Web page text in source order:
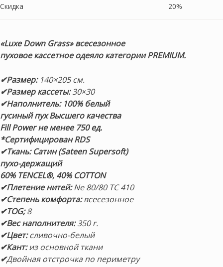
Скидка 20%
«Luxe Down Grass» всесезонное
пуховое кассетное одеяло категории PREMIUM.
✔Размер:140×205 см.
✔Размер кассеты:30×30
✔Наполнитель: 100% белый
гусиный пух Высшего качества
Fill Power не менее 750 ед.
*Сертифицирован RDS
✔Ткань: Сатин (Sateen Supersoft)
пухо-держащий
60% TENCEL®, 40% COTTON
✔Плетение нитей:Ne 80/80 TC 410
✔Степень комфорта:всесезонное
✔TOG;8
✔Вес наполнителя:350 г.
✔Цвет:сливочно-белый
✔Кант:из основной ткани
✔Двойная отстрочка по периметру